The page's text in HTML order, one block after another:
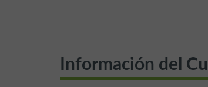
Información del